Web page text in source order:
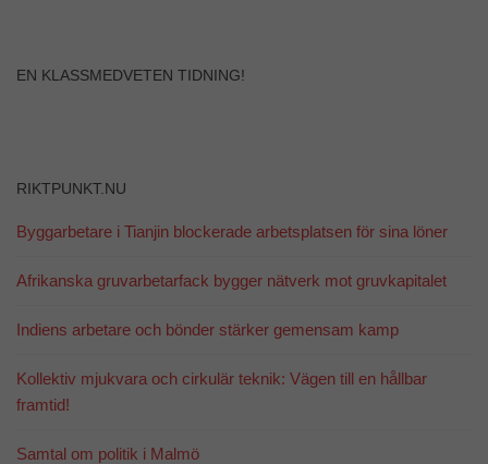
EN KLASSMEDVETEN TIDNING!
RIKTPUNKT.NU
Byggarbetare i Tianjin blockerade arbetsplatsen för sina löner
Afrikanska gruvarbetarfack bygger nätverk mot gruvkapitalet
Indiens arbetare och bönder stärker gemensam kamp
Kollektiv mjukvara och cirkulär teknik: Vägen till en hållbar
framtid!
Samtal om politik i Malmö
Statistik
För att vi ska
förbättra
funktionalitet
och